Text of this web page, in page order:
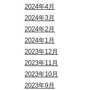
2024年4月
2024年3月
2024年2月
2024年1月
2023年12月
2023年11月
2023年10月
2023年9月